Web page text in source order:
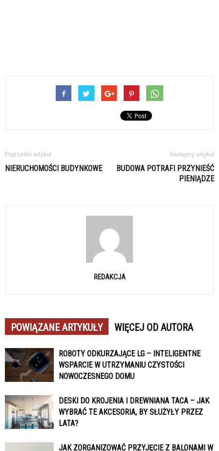
Poprzedni artykuł
NIERUCHOMOŚCI BUDYNKOWE
Następny artykuł
BUDOWA POTRAFI PRZYNIEŚĆ
PIENIĄDZE
REDAKCJA
POWIĄZANE ARTYKUŁY WIĘCEJ OD AUTORA
ROBOTY ODKURZAJĄCE LG – INTELIGENTNE
WSPARCIE W UTRZYMANIU CZYSTOŚCI
NOWOCZESNEGO DOMU
DESKI DO KROJENIA I DREWNIANA TACA – JAK
WYBRAĆ TE AKCESORIA, BY SŁUŻYŁY PRZEZ
LATA?
JAK ZORGANIZOWAĆ PRZYJĘCIE Z BALONAMI W